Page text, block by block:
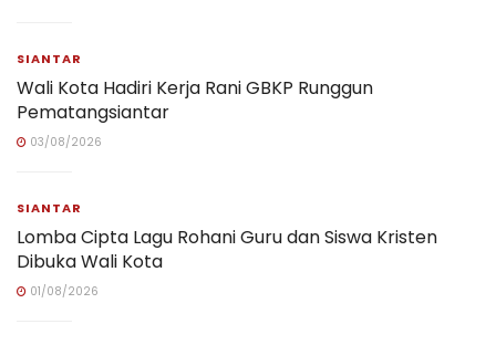
SIANTAR
Wali Kota Hadiri Kerja Rani GBKP Runggun
Pematangsiantar
03/08/2026
SIANTAR
Lomba Cipta Lagu Rohani Guru dan Siswa Kristen
Dibuka Wali Kota
01/08/2026